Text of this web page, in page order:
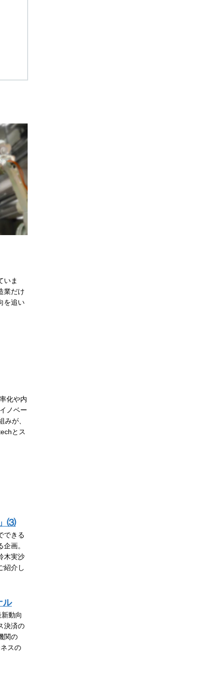
いま
業だけ
を追い
化や内
ノベー
が、
とス
⑶
できる
画。
木実沙
紹介し
ル
動向
決済の
関の
スの